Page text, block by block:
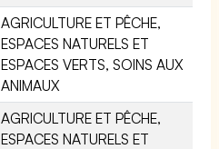
AGRICULTURE ET PÊCHE,
ESPACES NATURELS ET
ESPACES VERTS, SOINS AUX
ANIMAUX
AGRICULTURE ET PÊCHE,
ESPACES NATURELS ET